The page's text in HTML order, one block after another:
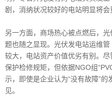
剧，消纳状况较好的电站明显将会
另一方面，商场热心被点燃后，
题也随之显现。光伏发电站运维管
较大，电站资产价值优劣有别。
保护检修规矩，但依据NGO组
示，即使是企业认为“没有故障”的
见。